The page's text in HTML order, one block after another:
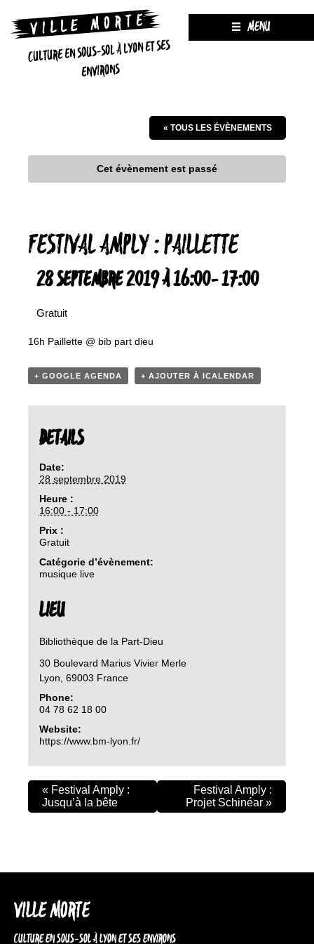
CULTURE EN SOUS-SOL À LYON ET SES
ENVIRONS
MENU
« TOUS LES ÉVÈNEMENTS
Cet évènement est passé
FESTIVAL AMPLY : PAILLETTE
28 SEPTEMBRE 2019 À 16:00-17:00
Gratuit
16h Paillette @ bib part dieu
+ GOOGLE AGENDA + AJOUTER À ICALENDAR
DETAILS
Date:
28 septembre 2019
Heure :
16:00 - 17:00
Prix :
Gratuit
Catégorie d’évènement:
musique live
LIEU
Bibliothèque de la Part-Dieu
30 Boulevard Marius Vivier Merle
Lyon 69003 France
Phone:
04 78 62 18 00
Website:
https://www.bm-lyon.fr/
« Festival Amply :
Jusqu’à la bête
Festival Amply :
Projet Schinéar »
VILLE MORTE
CULTURE EN SOUS-SOL À LYON ET SES ENVIRONS